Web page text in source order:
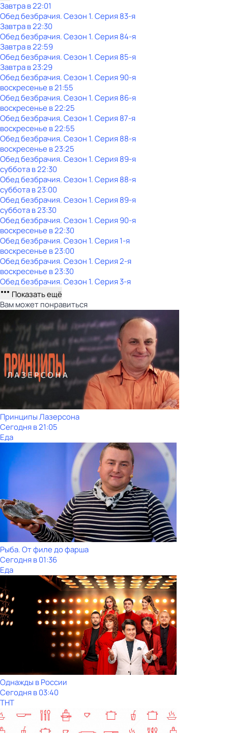
Завтра в 22:01
Обед безбрачия. Сезон 1. Серия 83-я
Завтра в 22:30
Обед безбрачия. Сезон 1. Серия 84-я
Завтра в 22:59
Обед безбрачия. Сезон 1. Серия 85-я
Завтра в 23:29
Обед безбрачия. Сезон 1. Серия 90-я
воскресенье в21:55
Обед безбрачия. Сезон 1. Серия 86-я
воскресенье в22:25
Обед безбрачия. Сезон 1. Серия 87-я
воскресенье в22:55
Обед безбрачия. Сезон 1. Серия 88-я
воскресенье в23:25
Обед безбрачия. Сезон 1. Серия 89-я
субботав22:30
Обед безбрачия. Сезон 1. Серия 88-я
субботав23:00
Обед безбрачия. Сезон 1. Серия 89-я
субботав23:30
Обед безбрачия. Сезон 1. Серия 90-я
воскресенье в22:30
Обед безбрачия. Сезон 1. Серия 1-я
воскресенье в23:00
Обед безбрачия. Сезон 1. Серия 2-я
воскресенье в23:30
Обед безбрачия. Сезон 1. Серия 3-я
Показать ещё
Вам может понравиться
Принципы Лазерсона
Сегодня в 21:05
Еда
Рыба. От филе до фарша
Сегодня в 01:36
Еда
Однажды в России
Сегодня в 03:40
ТНТ